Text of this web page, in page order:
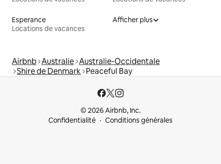
Esperance
Locations de vacances
Afficher plus
Airbnb Australie Australie-Occidentale
Shire de Denmark Peaceful Bay
© 2026 Airbnb, Inc.
Confidentialité
Conditions générales